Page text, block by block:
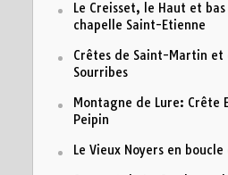
Le Creisset, le Haut et
chapelle Saint-Etienne
Crêtes de Saint-Martin et
Sourribes
Montagne de Lure: Crête
Peipin
Le Vieux Noyers en